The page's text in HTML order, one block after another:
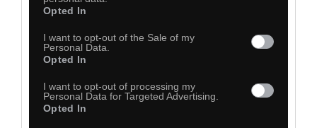
Opted In
I want to opt-out of the Sale of my
Personal Data.
Opted In
I want to opt-out of processing my
Personal Data for Targeted Advertising.
Opted In